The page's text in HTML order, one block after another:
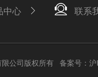
中心 联系
限公司版权所有 备案号：